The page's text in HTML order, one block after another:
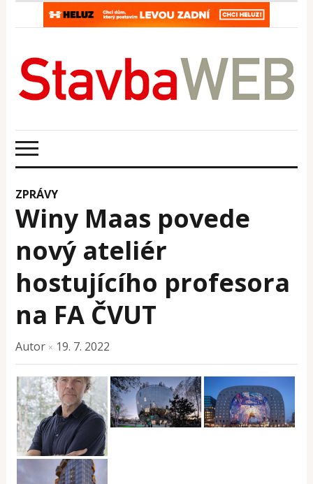
ZPRÁVY
Winy Maas povede
nový ateliér
hostujícího profesora
na FA ČVUT
Autor × 19. 7. 2022